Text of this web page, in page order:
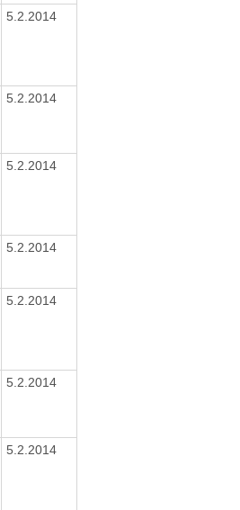
5.2.2014
5.2.2014
5.2.2014
5.2.2014
5.2.2014
5.2.2014
5.2.2014